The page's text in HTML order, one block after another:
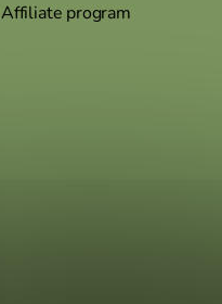
Affiliate program